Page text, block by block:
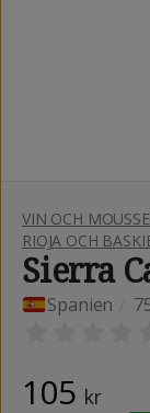
VIN OCH
RIOJA OCH
Sierra
Spanien
105 kr